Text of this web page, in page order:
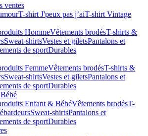
ventes
T-shirt J'peux pas j’aiT-shirt Vintage
HommeVêtements brodésT-shirts &
Sweat-shirtsVestes et giletsPantalons et
de sportDurables
FemmeVêtements brodésT-shirts &
Sweat-shirtsVestes et giletsPantalons et
de sportDurables
Enfant & BébéVêtements brodésT-
Sweat-shirtsPantalons et
de sportDurables